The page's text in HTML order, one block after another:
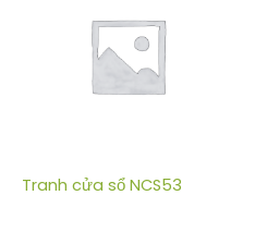
Tranh cửa sổ NCS53